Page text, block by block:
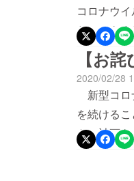
コロナウ
た。つき
た。子供
した。今
【お
2020/02/28
新型コロ
を続ける
トの計画
が，子供
した。